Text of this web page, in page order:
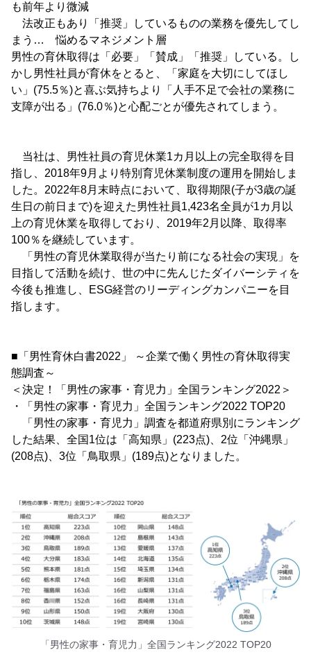
も前年より微減
法改正もあり「推奨」しているものの業務を優先してし
まう… 悩めるマネジメント層
男性の育休取得は「必要」「賛成」「推奨」している。し
かし男性社員が育休をとると、「家庭を大切にしてほし
い」(75.5％)と喜ぶ気持ちより「人手不足で会社の業務に
支障が出る」(76.0％)と心配ごとが優先されてしまう。
当社は、男性社員の育児休業1カ月以上の完全取得を目
指し、2018年9月より特別育児休業制度の運用を開始しま
した。2022年8月末時点において、取得期限(子が3歳の誕
生日の前日まで)を迎えた男性社員1,423名全員が1カ月以
上の育児休業を取得しており、2019年2月以降、取得率
100％を継続しています。
「男性の育児休業取得が当たり前になる社会の実現」を
目指して活動を続け、世の中に先んじたダイバーシティを
今後も推進し、ESG経営のリーディングカンパニーを目
指します。
■「男性育休白書2022」 ～企業で働く男性の育休取得実
態調査～
＜決定！「男性の家事・育児力」全国ランキング2022＞
・「男性の家事・育児力」全国ランキング2022 TOP20
「男性の家事・育児力」調査を都道府県別にランキング
した結果、全国1位は「高知県」(223点)、2位「沖縄県」
(208点)、3位「鳥取県」(189点)となりました。
「男性の家事・育児力」全国ランキング2022 TOP20